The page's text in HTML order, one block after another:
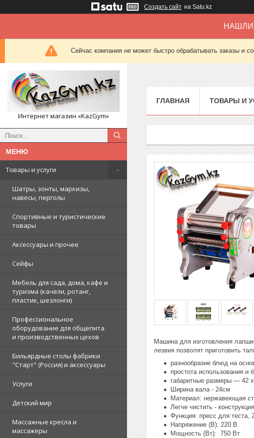
Создать сайт на Satu.kz
НАШЛИ
Сейчас компания не может быстро обрабатывать заказы и
Интернет магазин «KazGym»
Товары и услуги
Шатры, зонты, маркизы,
навесы, перголы
Спортивные и туристические
товары
Аксессуары и прочее
Сейфы
Мебель для сада, дома, кафе и
туризма (качели, ротанг,
пластик, шезлонги)
Профессиональное
оборудование для общепита
и производственных цехов
Бильярдные столы фабрики
"Cтарт" (Россия) и аксессуары
Услуги
Детский мир
Массажные кресла и
массажеры
ГЛАВНАЯ ТОВАРЫ И
Машина для изготовления
лезвия позволят приготовить
разнообразие блюд на
простота использования и
габаритные размеры ― 42
Ширина вала - 24см
Материал: нержавеющая
Легче чистить -
Функция: пресс для
Напряжение (В): 220 В
Мощность (Вт): 750 Вт